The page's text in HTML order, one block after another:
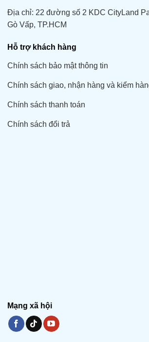
Địa chỉ: 22 đường số 2 KDC CityLand
Gò Vấp, TP.HCM
Hỗ trợ khách hàng
Chính sách bảo mật thông tin
Chính sách giao, nhận hàng và kiểm
Chính sách thanh toán
Chính sách đổi trả
Mạng xã hội